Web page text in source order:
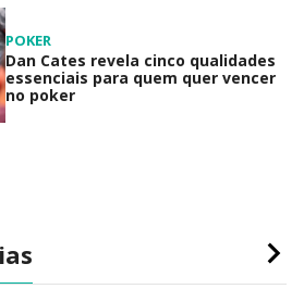
POKER
Dan Cates revela cinco qualidades
essenciais para quem quer vencer
no poker